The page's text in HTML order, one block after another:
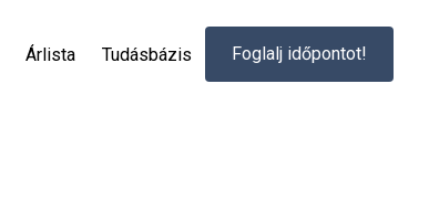
Árlista Tudásbázis Foglalj időpontot!